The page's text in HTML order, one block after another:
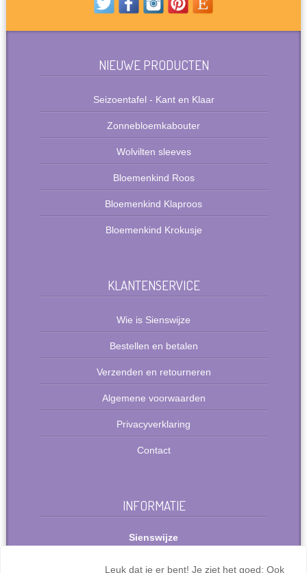
NIEUWE PRODUCTEN
Seizoentafel - Kant en Klaar
Zonnebloemkabouter
Wolvilten sleeves
Bloemenkind Roos
Bloemenkind Klaproos
Bloemenkind Krokusje
KLANTENSERVICE
Wie is Sienswijze
Bestellen en betalen
Verzenden en retourneren
Algemene voorwaarden
Privacyverklaring
Contact
INFORMATIE
Sienswijze
2711 PP Zoetermeer
Leuk dat je er bent! Je ziet het goed: Ook